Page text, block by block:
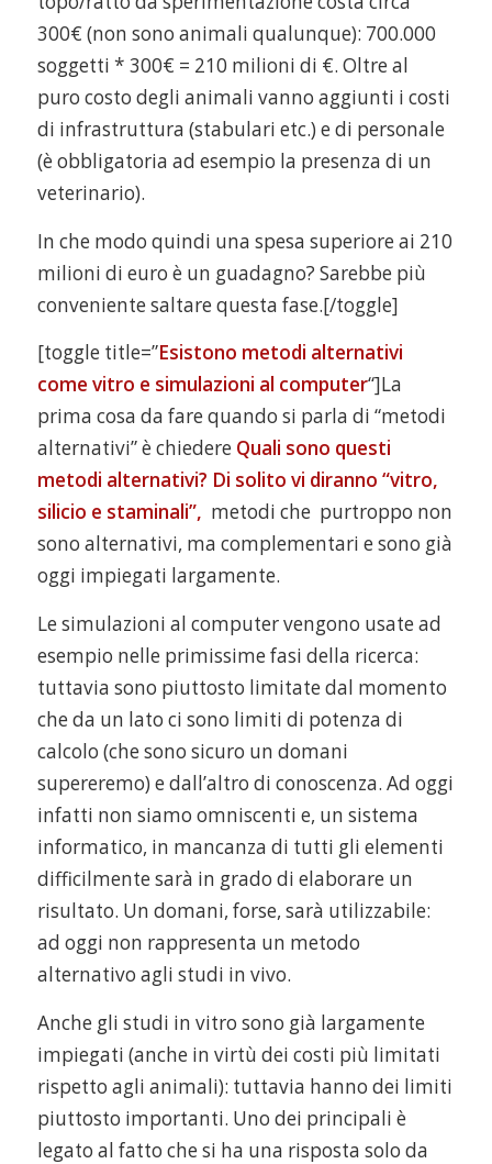
300€ (non sono animali qualunque): 700.000
soggetti * 300€ = 210 milioni di €. Oltre al
puro costo degli animali vanno aggiunti i costi
di infrastruttura (stabulari etc.) e di personale
(è obbligatoria ad esempio la presenza di un
veterinario).
In che modo quindi una spesa superiore ai 210
milioni di euro è un guadagno? Sarebbe più
conveniente saltare questa fase.[/toggle]
[toggle title=”Esistono metodi alternativi
come vitro e simulazioni al computer“]La
prima cosa da fare quando si parla di “metodi
alternativi” è chiedereQuali sono questi
metodi alternativi? Di solito vi diranno “vitro,
silicio e staminali”, metodi che purtroppo non
sono alternativi, ma complementari e sono già
oggi impiegati largamente.
Le simulazioni al computer vengono usate ad
esempio nelle primissime fasi della ricerca:
tuttavia sono piuttosto limitate dal momento
che da un lato ci sono limiti di potenza di
calcolo (che sono sicuro un domani
supereremo) e dall’altro di conoscenza. Ad oggi
infatti non siamo omniscenti e, un sistema
informatico, in mancanza di tutti gli elementi
difficilmente sarà in grado di elaborare un
risultato. Un domani, forse, sarà utilizzabile:
ad oggi non rappresenta un metodo
alternativo agli studi in vivo.
Anche gli studi in vitro sono già largamente
impiegati (anche in virtù dei costi più limitati
rispetto agli animali): tuttavia hanno dei limiti
piuttosto importanti. Uno dei principali è
legato al fatto che si ha una risposta solo da